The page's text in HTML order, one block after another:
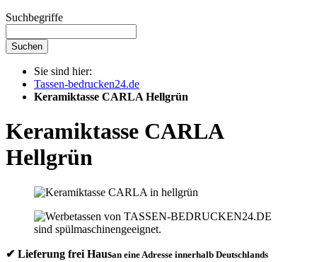
Suchbegriffe
Suchen
Sie sind hier:
Tassen-bedrucken24.de
Keramiktasse CARLA Hellgrün
Keramiktasse CARLA
Hellgrün
✔ Lieferung frei Hausan eine Adresse innerhalb Deutschlands